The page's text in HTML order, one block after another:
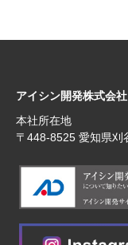
アイシン開発株式会社
本社所在地
〒448‐8525 愛知県